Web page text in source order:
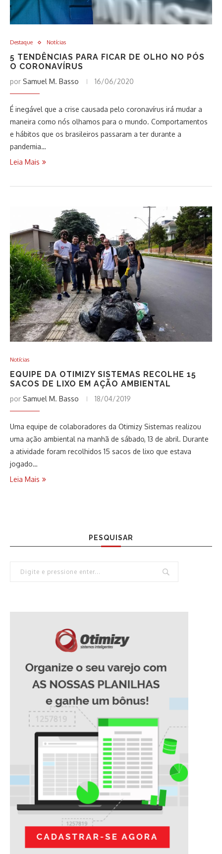
Destaque Notícias
5 TENDÊNCIAS PARA FICAR DE OLHO NO PÓS
O CORONAVÍRUS
por Samuel M. Basso 16/06/2020
É inegável que a crise causada pelo coronavírus irá mudar a
maneira como nós olhamos para o mundo. Comportamentos
e hábitos que os brasileiros passaram a ter durante a
pandemia…
Leia Mais
Notícias
EQUIPE DA OTIMIZY SISTEMAS RECOLHE 15
SACOS DE LIXO EM AÇÃO AMBIENTAL
por Samuel M. Basso 18/04/2019
Uma equipe de colaboradores da Otimizy Sistemas realizou
uma ação ambiental na manhã de sábado, 13 de abril. Durante
a atividade foram recolhidos 15 sacos de lixo que estava
jogado…
Leia Mais
PESQUISAR